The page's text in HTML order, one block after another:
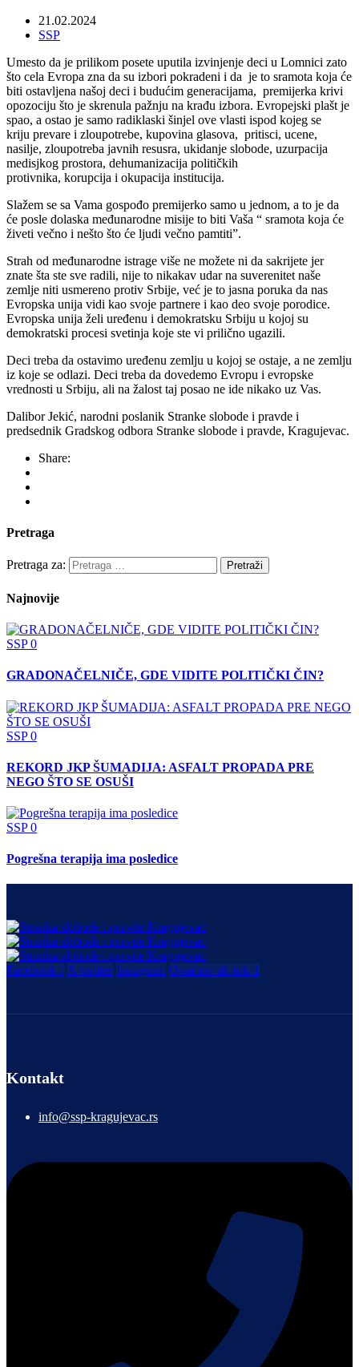
21.02.2024
SSP
Umesto da je prilikom posete uputila izvinjenje deci u Lomnici zato
što cela Evropa zna da su izbori pokradeni i da je to sramota koja će
biti ostavljena našoj deci i budućim generacijama, premijerka krivi
opozociju što je skrenula pažnju na krađu izbora. Evropejski plašt je
spao, a ostao je samo radiklaski šinjel ove vlasti ispod kojeg se
kriju prevare i zloupotrebe, kupovina glasova, pritisci, ucene,
nasilje, zloupotreba javnih resusra, ukidanje slobode, uzurpacija
medisjkog prostora, dehumanizacija političkih
protivnika, korupcija i okupacija institucija.
Slažem se sa Vama gospođo premijerko samo u jednom, a to je da
će posle dolaska međunarodne misije to biti Vaša “ sramota koja će
živeti večno i nešto što će ljudi večno pamtiti”.
Strah od međunarodne istrage više ne možete ni da sakrijete jer
znate šta ste sve radili, nije to nikakav udar na suverenitet naše
zemlje niti usmereno protiv Srbije, već je to jasna poruka da nas
Evropska unija vidi kao svoje partnere i kao deo svoje porodice.
Evropska unija želi uređenu i demokratsku Srbiju u kojoj su
demokratski procesi svetinja koje ste vi prilično ugazili.
Deci treba da ostavimo uređenu zemlju u kojoj se ostaje, a ne zemlju
iz koje se odlazi. Deci treba da dovedemo Evropu i evropske
vrednosti u Srbiju, ali na žalost taj posao ne ide nikako uz Vas.
Dalibor Jekić, narodni poslanik Stranke slobode i pravde i
predsednik Gradskog odbora Stranke slobode i pravde, Kragujevac.
Share:
Pretraga
Pretraga za:
Najnovije
SSP0
GRADONAČELNIČE, GDE VIDITE POLITIČKI ČIN?
SSP0
REKORD JKP ŠUMADIJA: ASFALT PROPADA PRE
NEGO ŠTO SE OSUŠI
SSP0
Pogrešna terapija ima posledice
Facebook-f X-twitter Instagram Ovaicon-tik-tok-1
Kontakt
info@ssp-kragujevac.rs